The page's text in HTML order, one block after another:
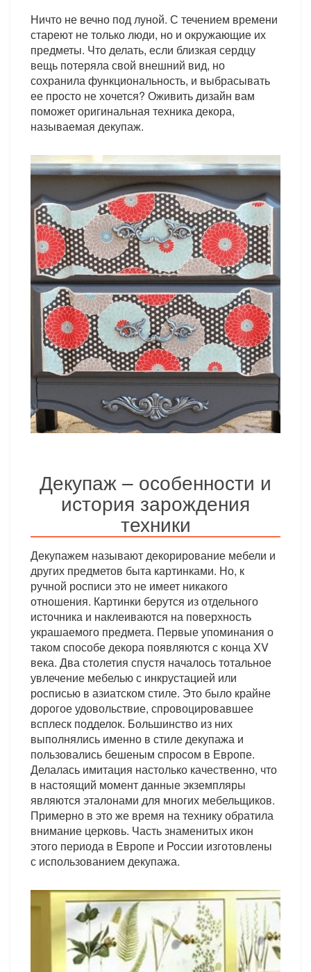
Ничто не вечно под луной. С течением времени
стареют не только люди, но и окружающие их
предметы. Что делать, если близкая сердцу
вещь потеряла свой внешний вид, но
сохранила функциональность, и выбрасывать
ее просто не хочется? Оживить дизайн вам
поможет оригинальная техника декора,
называемая декупаж.
Декупаж – особенности и
история зарождения
техники
Декупажем называют декорирование мебели и
других предметов быта картинками. Но, к
ручной росписи это не имеет никакого
отношения. Картинки берутся из отдельного
источника и наклеиваются на поверхность
украшаемого предмета. Первые упоминания о
таком способе декора появляются с конца XV
века. Два столетия спустя началось тотальное
увлечение мебелью с инкрустацией или
росписью в азиатском стиле. Это было крайне
дорогое удовольствие, спровоцировавшее
всплеск подделок. Большинство из них
выполнялись именно в стиле декупажа и
пользовались бешеным спросом в Европе.
Делалась имитация настолько качественно, что
в настоящий момент данные экземпляры
являются эталонами для многих мебельщиков.
Примерно в это же время на технику обратила
внимание церковь. Часть знаменитых икон
этого периода в Европе и России изготовлены
с использованием декупажа.